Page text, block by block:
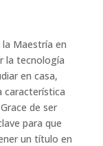
Maestría en
la tecnología
en casa,
característica
de ser
para que
un título en